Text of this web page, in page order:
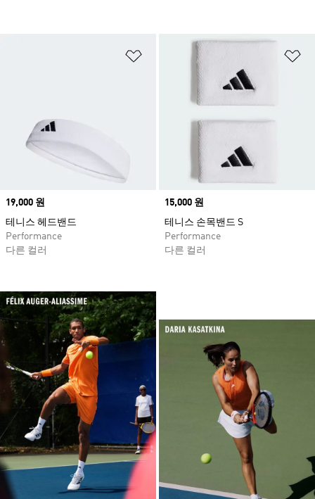
위시리스트 담기
Price
19,000 원
테니스 헤드밴드
Performance
다른 컬러
Price
15,000 원
테니스 손목밴드 S
Performance
다른 컬러